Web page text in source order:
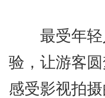
最受年轻
验，让游客
感受影视拍摄